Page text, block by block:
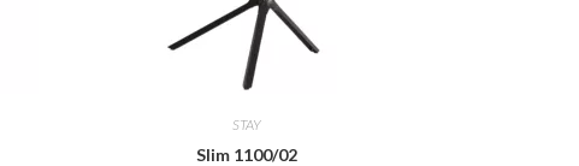
STAY
Slim 1100/02